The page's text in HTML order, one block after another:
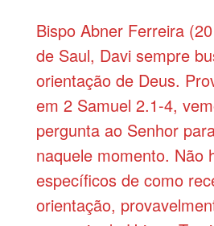
Bispo Abner Ferreira
de Saul, Davi sempre
orientação de Deus.
em 2 Samuel 2.1-4,
pergunta ao Senhor
naquele momento. Não
específicos de como
orientação,